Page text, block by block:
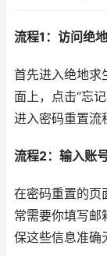
流程1：访问绝
首先进入绝地求
面上，点击“忘
进入密码重置流
流程2：输入账
在密码重置的页
常需要你填写邮
保这些信息准确